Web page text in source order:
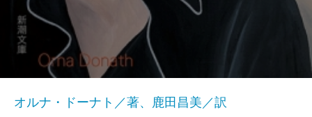
オルナ・ドーナト／著、鹿田昌美／訳